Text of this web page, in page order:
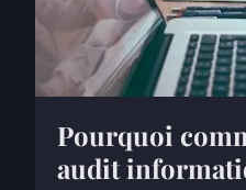
Pourquoi
audit